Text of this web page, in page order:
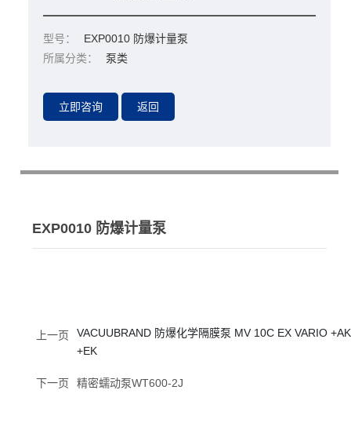
型号：
EXP0010 防爆计量泵
所属分类：
泵类
EXP0010 防爆计量泵
上一页
VACUUBRAND 防爆化学隔膜泵 MV 10C EX VARIO +AK
+EK
下一页 精密蠕动泵WT600-2J